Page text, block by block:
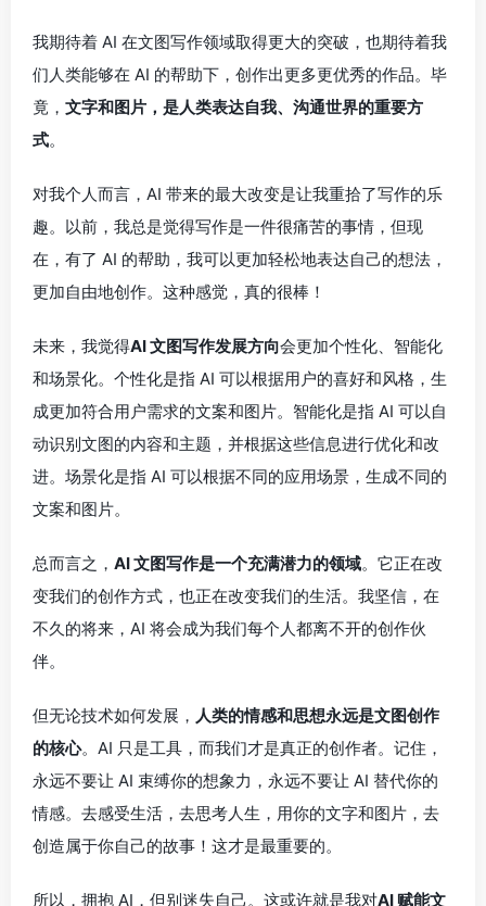
我期待着 AI 在文图写作领域取得更大的突破，也期待着我
们人类能够在 AI 的帮助下，创作出更多更优秀的作品。毕
竟， 文字和图片，是人类表达自我、沟通世界的重要方
式。
对我个人而言，AI 带来的最大改变是让我重拾了写作的乐
趣。以前，我总是觉得写作是一件很痛苦的事情，但现
在，有了 AI 的帮助，我可以更加轻松地表达自己的想法，
更加自由地创作。这种感觉，真的很棒！
未来，我觉得AI 文图写作发展方向会更加个性化、智能化
和场景化。个性化是指 AI 可以根据用户的喜好和风格，生
成更加符合用户需求的文案和图片。智能化是指 AI 可以自
动识别文图的内容和主题，并根据这些信息进行优化和改
进。场景化是指 AI 可以根据不同的应用场景，生成不同的
文案和图片。
总而言之， AI 文图写作是一个充满潜力的领域。它正在改
变我们的创作方式，也正在改变我们的生活。我坚信，在
不久的将来，AI 将会成为我们每个人都离不开的创作伙
伴。
但无论技术如何发展， 人类的情感和思想永远是文图创作
的核心。AI 只是工具，而我们才是真正的创作者。记住，
永远不要让 AI 束缚你的想象力，永远不要让 AI 替代你的
情感。去感受生活，去思考人生，用你的文字和图片，去
创造属于你自己的故事！这才是最重要的。
所以，拥抱 AI，但别迷失自己。这或许就是我对AI 赋能文